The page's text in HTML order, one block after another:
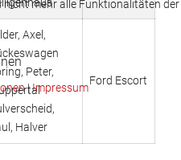
Axel,
Peter,
Halver
Ford Escort
mehr alle Funktionalitäten der
|Impressum